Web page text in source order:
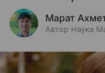
Марат
Автор Наука